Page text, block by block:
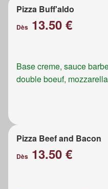
Pizza Buff'aldo
Dès 13.50 €
Base creme, sauce
double boeuf, mozzarella
Pizza Beef and Bacon
Dès 13.50 €